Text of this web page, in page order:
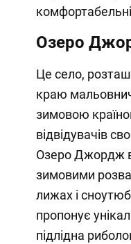
Озеро
Це село,
краю
зимовою
відвідувачів
Озеро Джордж
зимовими
лижах і
пропонує
підлідна